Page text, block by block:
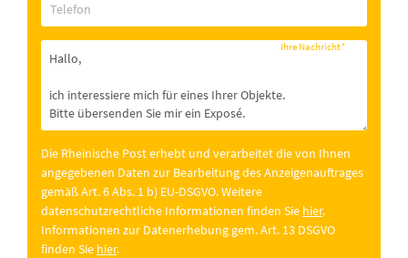
Telefon
Ihre Nachricht*
Die Rheinische Post erhebt und verarbeitet die von Ihnen
angegebenen Daten zur Bearbeitung des Anzeigenauftrages
gemäß Art. 6 Abs. 1 b) EU-DSGVO. Weitere
datenschutzrechtliche Informationen finden Sie hier.
Informationen zur Datenerhebung gem. Art. 13 DSGVO
finden Sie hier.